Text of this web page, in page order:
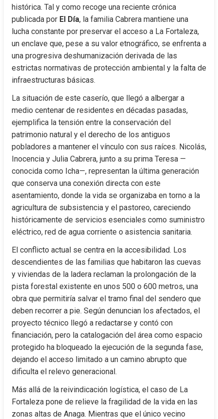
histórica. Tal y como recoge una reciente crónica
publicada por El Día, la familia Cabrera mantiene una
lucha constante por preservar el acceso a La Fortaleza,
un enclave que, pese a su valor etnográfico, se enfrenta a
una progresiva deshumanización derivada de las
estrictas normativas de protección ambiental y la falta de
infraestructuras básicas.
La situación de este caserío, que llegó a albergar a
medio centenar de residentes en décadas pasadas,
ejemplifica la tensión entre la conservación del
patrimonio natural y el derecho de los antiguos
pobladores a mantener el vínculo con sus raíces. Nicolás,
Inocencia y Julia Cabrera, junto a su prima Teresa —
conocida como Icha—, representan la última generación
que conserva una conexión directa con este
asentamiento, donde la vida se organizaba en torno a la
agricultura de subsistencia y el pastoreo, careciendo
históricamente de servicios esenciales como suministro
eléctrico, red de agua corriente o asistencia sanitaria.
El conflicto actual se centra en la accesibilidad. Los
descendientes de las familias que habitaron las cuevas
y viviendas de la ladera reclaman la prolongación de la
pista forestal existente en unos 500 o 600 metros, una
obra que permitiría salvar el tramo final del sendero que
deben recorrer a pie. Según denuncian los afectados, el
proyecto técnico llegó a redactarse y contó con
financiación, pero la catalogación del área como espacio
protegido ha bloqueado la ejecución de la segunda fase,
dejando el acceso limitado a un camino abrupto que
dificulta el relevo generacional.
Más allá de la reivindicación logística, el caso de La
Fortaleza pone de relieve la fragilidad de la vida en las
zonas altas de Anaga. Mientras que el único vecino